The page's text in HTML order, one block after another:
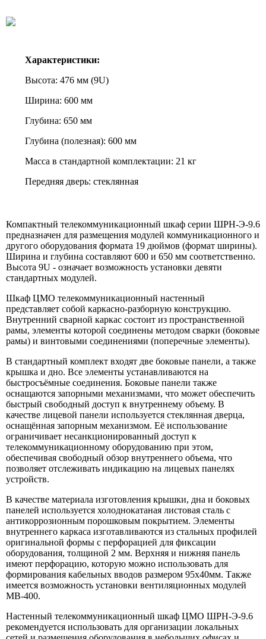
Характеристики:
Высота: 476 мм (9U)
Ширина: 600 мм
Глубина: 650 мм
Глубина (полезная): 600 мм
Масса в стандартной комплектации: 21 кг
Передняя дверь: стеклянная
Компактный телекоммуникационный шкаф серии ШРН-Э-9.6
предназначен для размещения модулей коммуникационного и
другого оборудования формата 19 дюймов (формат ширины).
Ширина и глубина составляют 600 и 650 мм соответственно.
Высота 9U - означает возможность установки девяти
стандартных модулей.
Шкаф ЦМО телекоммуникационный настенный
представляет собой каркасно-разборную конструкцию.
Внутренний сварной каркас состоит из пространственной
рамы, элементы которой соединены методом сварки (боковые
рамы) и винтовыми соединениями (поперечные элементы).
В стандартный комплект входят две боковые панели, а также
крышка и дно. Все элементы устанавливаются на
быстросъёмные соединения. Боковые панели также
оснащаются запорными механизмами, что может обеспечить
быстрый свободный доступ к внутреннему объему. В
качестве лицевой панели используется стеклянная дверца,
оснащённая запорным механизмом. Её использование
ограничивает несанкционированный доступ к
телекоммуникационному оборудованию при этом,
обеспечивая свободный обзор внутреннего объема, что
позволяет отслеживать индикацию на лицевых панелях
устройств.
В качестве материала изготовления крышки, дна и боковых
панелей используется холоднокатаная листовая сталь с
антикоррозионным порошковым покрытием. Элементы
внутреннего каркаса изготавливаются из стальных профилей
оригинальной формы с перфорацией для фиксации
оборудования, толщиной 2 мм. Верхняя и нижняя панель
имеют перфорацию, которую можно использовать для
формирования кабельных вводов размером 95х40мм. Также
имеется возможность установки вентиляционных модулей
МВ-400.
Настенный телекоммуникационный шкаф ЦМО ШРН-Э-9.6
рекомендуется использовать для организации локальных